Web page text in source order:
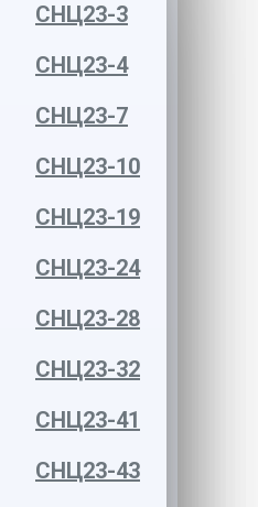
СНЦ23-3
СНЦ23-4
СНЦ23-7
СНЦ23-10
СНЦ23-19
СНЦ23-24
СНЦ23-28
СНЦ23-32
СНЦ23-41
СНЦ23-43